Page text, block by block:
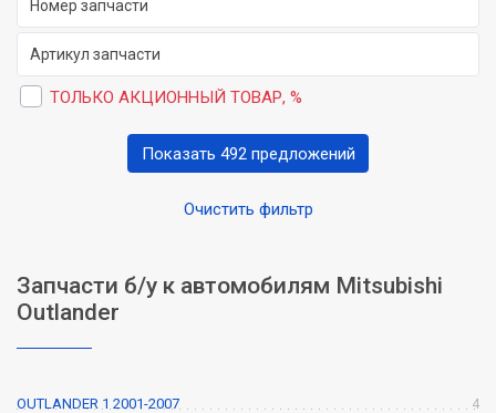
ТОЛЬКО АКЦИОННЫЙ ТОВАР, %
Очистить фильтр
Показать 492 предложений
Запчасти б/у к автомобилям Mitsubishi
Outlander
OUTLANDER 1 2001-2007
4